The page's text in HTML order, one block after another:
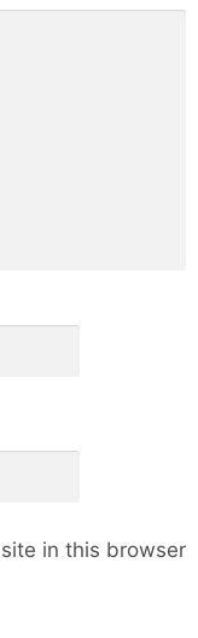
in this browser